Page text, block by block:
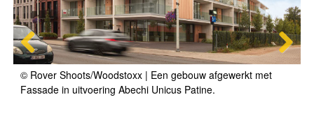
© Rover Shoots/Woodstoxx | Een gebouw afgewerkt met
Fassade in uitvoering Abechi Unicus Patine.